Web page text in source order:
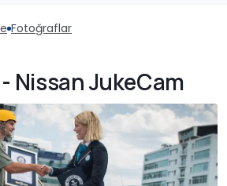
Fotoğraflar
Nissan JukeCam